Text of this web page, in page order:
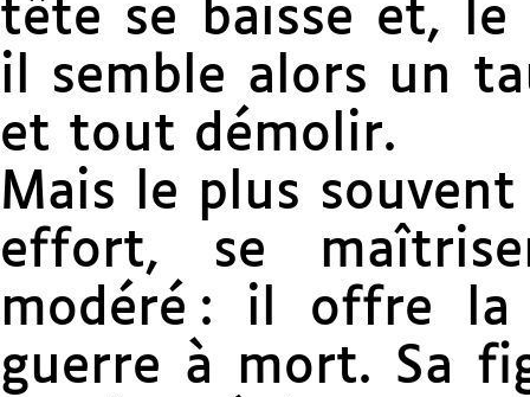
tête se baisse et,
il semble alors un
et tout démolir.
Mais le plus
effort, se
modéré : il offre
guerre à mort. Sa